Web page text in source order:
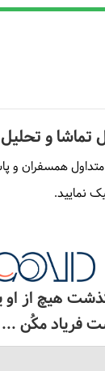
تماشا و
همسفران و
نمایید.
هیچ از او
فریاد مکُن